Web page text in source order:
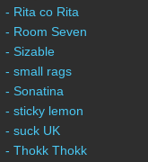
- Rita co Rita
- Room Seven
- Sizable
- small rags
- Sonatina
- sticky lemon
- suck UK
- Thokk Thokk